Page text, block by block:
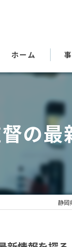
ホーム
の
静岡